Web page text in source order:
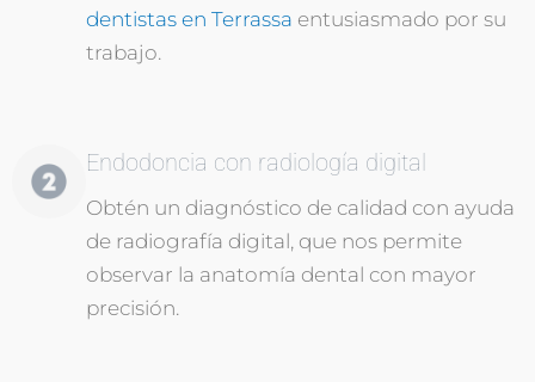
dentistas en Terrassa entusiasmado por su
trabajo.
Endodoncia con radiología digital
Obtén un diagnóstico de calidad con ayuda
de radiografía digital, que nos permite
observar la anatomía dental con mayor
precisión.